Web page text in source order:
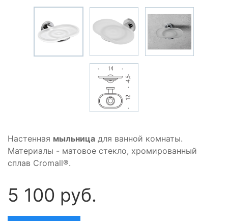
Настенная мыльница для ванной комнаты.
Материалы - матовое стекло, хромированный
сплав Cromall®.
5 100 руб.